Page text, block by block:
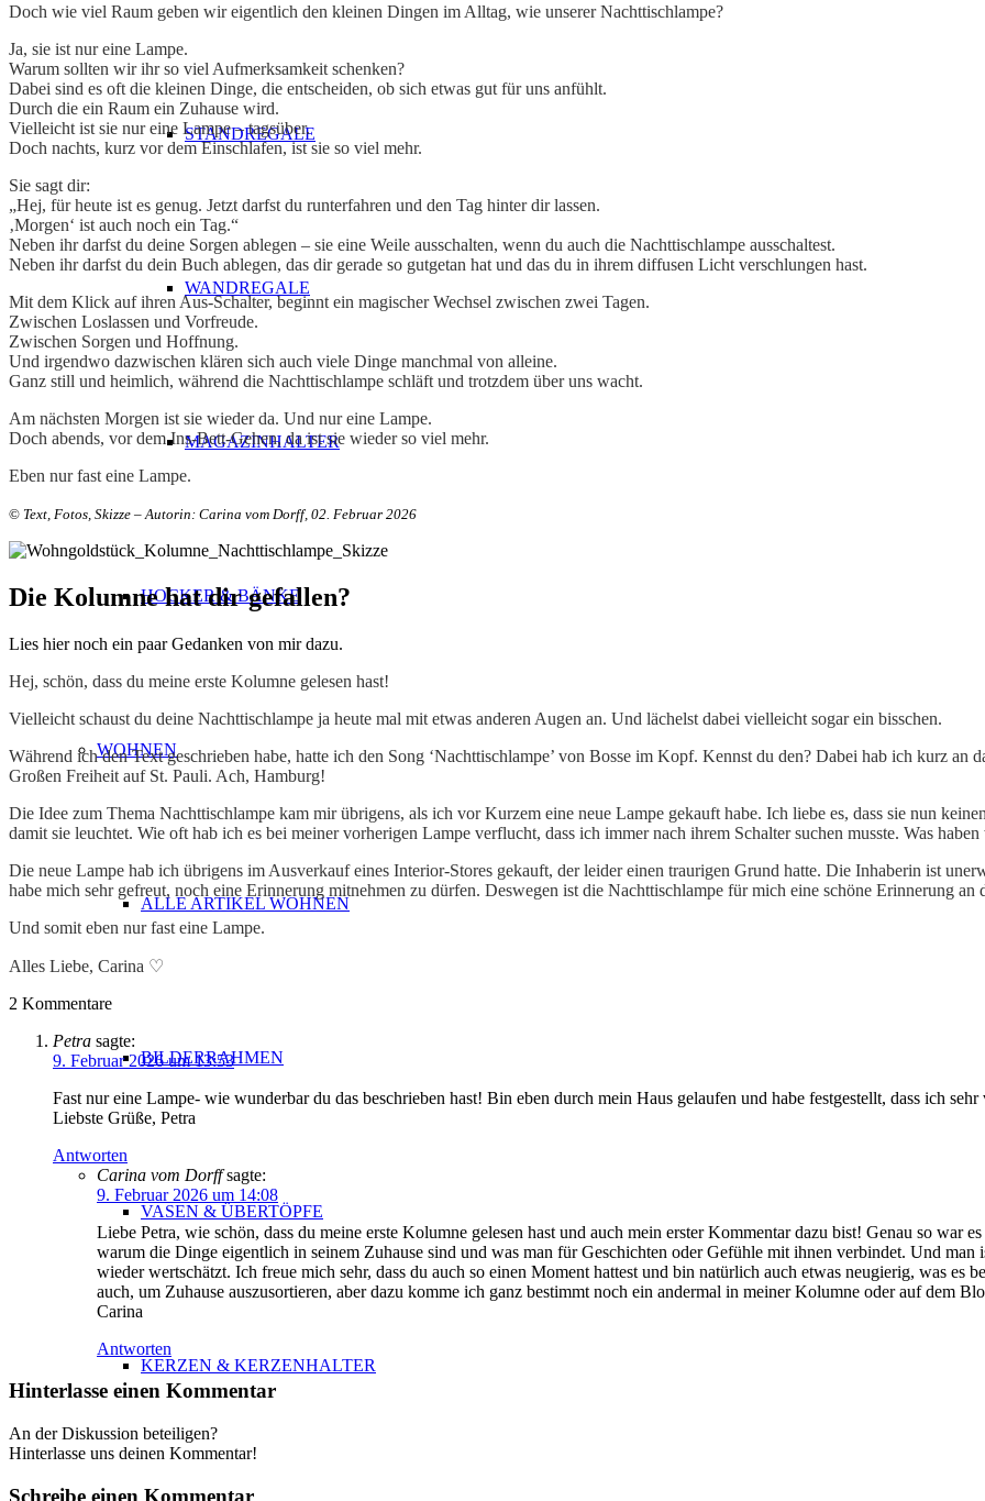
STANDREGALE
WANDREGALE
MAGAZINHALTER
HOCKER & BÄNKE
WOHNEN
ALLE ARTIKEL WOHNEN
BILDERRAHMEN
VASEN & ÜBERTÖPFE
KERZEN & KERZENHALTER
Doch wie viel Raum geben wir eigentlich den kleinen Dingen im Alltag, wie unserer Nachttischlampe?
Ja, sie ist nur eine Lampe.
Warum sollten wir ihr so viel Aufmerksamkeit schenken?
Dabei sind es oft die kleinen Dinge, die entscheiden, ob sich etwas gut für uns anfühlt.
Durch die ein Raum ein Zuhause wird.
Vielleicht ist sie nur eine Lampe – tagsüber.
Doch nachts, kurz vor dem Einschlafen, ist sie so viel mehr.
Sie sagt dir:
„Hej, für heute ist es genug. Jetzt darfst du runterfahren und den Tag hinter dir lassen.
‚Morgen‘ ist auch noch ein Tag.“
Neben ihr darfst du deine Sorgen ablegen – sie eine Weile ausschalten, wenn du auch die Nachttischlampe ausschaltest.
Neben ihr darfst du dein Buch ablegen, das dir gerade so gutgetan hat und das du in ihrem diffusen Licht verschlungen hast.
Mit dem Klick auf ihren Aus-Schalter, beginnt ein magischer Wechsel zwischen zwei Tagen.
Zwischen Loslassen und Vorfreude.
Zwischen Sorgen und Hoffnung.
Und irgendwo dazwischen klären sich auch viele Dinge manchmal von alleine.
Ganz still und heimlich, während die Nachttischlampe schläft und trotzdem über uns wacht.
Am nächsten Morgen ist sie wieder da. Und nur eine Lampe.
Doch abends, vor dem Ins-Bett-Gehen, da ist sie wieder so viel mehr.
Eben nur fast eine Lampe.
© Text, Fotos, Skizze – Autorin: Carina vom Dorff, 02. Februar 2026
Die Kolumne hat dir gefallen?
Lies hier noch ein paar Gedanken von mir dazu.
Hej, schön, dass du meine erste Kolumne gelesen hast!
Vielleicht schaust du deine Nachttischlampe ja heute mal mit etwas anderen Augen an. Und lächelst dabei vielleicht sogar ein bisschen.
Während ich den Text geschrieben habe, hatte ich den Song ‘Nachttischlampe’ von Bosse im Kopf. Kennst du den? Dabei hab ich kurz
Großen Freiheit auf St. Pauli. Ach, Hamburg!
Die Idee zum Thema Nachttischlampe kam mir übrigens, als ich vor Kurzem eine neue Lampe gekauft habe. Ich liebe es, dass sie nun
damit sie leuchtet. Wie oft hab ich es bei meiner vorherigen Lampe verflucht, dass ich immer nach ihrem Schalter suchen musste. Was
Die neue Lampe hab ich übrigens im Ausverkauf eines Interior-Stores gekauft, der leider einen traurigen Grund hatte. Die Inhaberin ist
habe mich sehr gefreut, noch eine Erinnerung mitnehmen zu dürfen. Deswegen ist die Nachttischlampe für mich eine schöne Erinnerung an
Und somit eben nur fast eine Lampe.
Alles Liebe, Carina ♡
2 Kommentare
Petra sagte:
9. Februar 2026 um 13:53
Fast nur eine Lampe- wie wunderbar du das beschrieben hast! Bin eben durch mein Haus gelaufen und habe festgestellt, dass ich
Liebste Grüße, Petra
Antworten
Carina vom Dorff sagte:
9. Februar 2026 um 14:08
Liebe Petra, wie schön, dass du meine erste Kolumne gelesen hast und auch mein erster Kommentar dazu bist! Genau so war
warum die Dinge eigentlich in seinem Zuhause sind und was man für Geschichten oder Gefühle mit ihnen verbindet. Und man
wieder wertschätzt. Ich freue mich sehr, dass du auch so einen Moment hattest und bin natürlich auch etwas neugierig, was
auch, um Zuhause auszusortieren, aber dazu komme ich ganz bestimmt noch ein andermal in meiner Kolumne oder auf dem
Carina
Antworten
Hinterlasse einen Kommentar
An der Diskussion beteiligen?
Hinterlasse uns deinen Kommentar!
Schreibe einen Kommentar